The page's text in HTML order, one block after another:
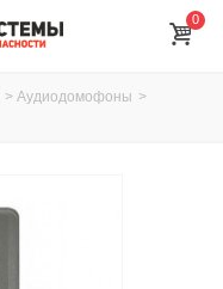
0
> Аудиодомофоны >